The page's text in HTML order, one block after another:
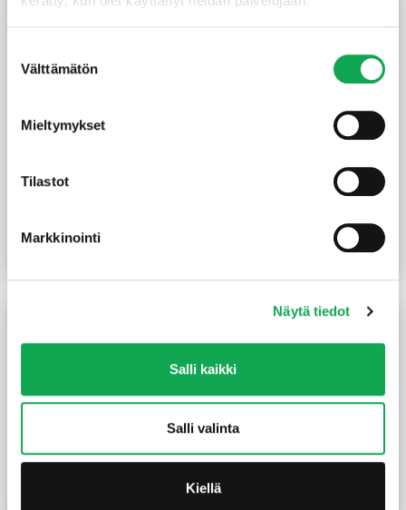
valinta
Välttämätön
Mieltymykset
Tilastot
Markkinointi
Näytä tiedot
Salli kaikki
Salli valinta
Kiellä
Sivellin tasoittaja
2,80€ /kpl
Kuullote Woodex Classic
(14,67 €/L)